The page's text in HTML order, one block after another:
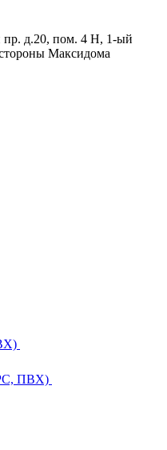
пр. д.20, пом. 4 Н, 1-ый
Максидома
ПВХ)